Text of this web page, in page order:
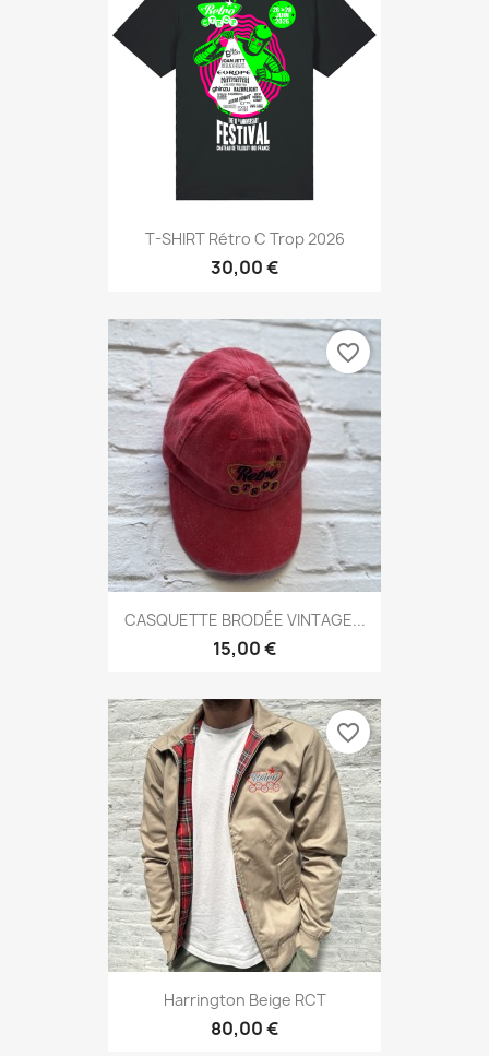
T-SHIRT Rétro C Trop 2026
30,00 €
CASQUETTE BRODÉE VINTAGE...
15,00 €
favorite_border
Harrington Beige RCT
80,00 €
favorite_border